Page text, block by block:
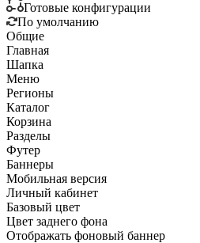
Готовые конфигурации
По умолчанию
Общие
Главная
Шапка
Меню
Регионы
Каталог
Корзина
Разделы
Футер
Баннеры
Мобильная версия
Личный кабинет
Базовый цвет
Цвет заднего фона
Отображать фоновый баннер